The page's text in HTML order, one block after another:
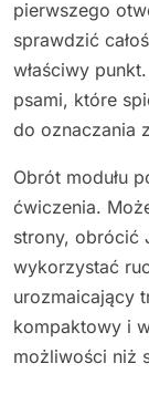
pierwszego
sprawdzić
właściwy
psami, które
do oznaczania
Obrót modułu
ćwiczenia.
strony, obrócić
wykorzystać
urozmaicający
kompaktowy i
możliwości niż